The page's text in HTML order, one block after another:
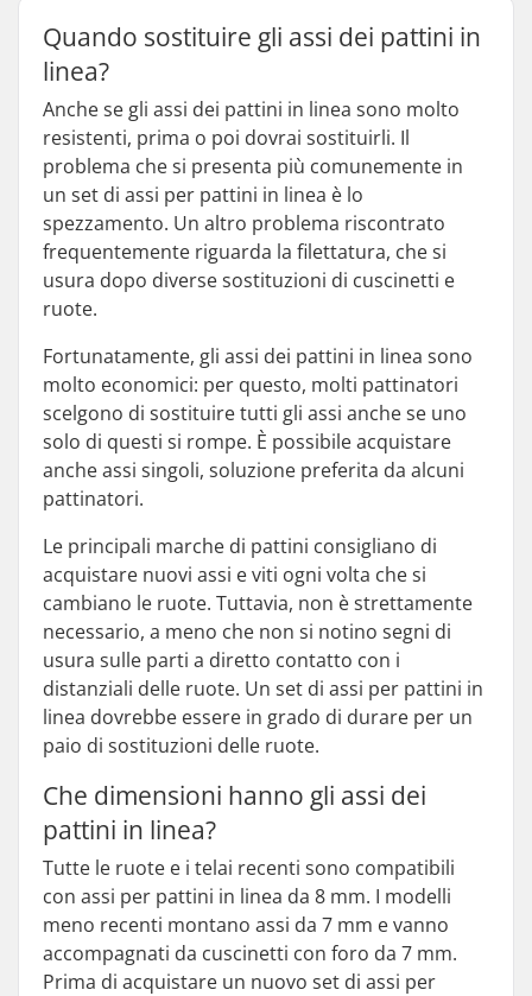
Quando sostituire gli assi dei pattini in
linea?
Anche se gli assi dei pattini in linea sono molto
resistenti, prima o poi dovrai sostituirli. Il
problema che si presenta più comunemente in
un set di assi per pattini in linea è lo
spezzamento. Un altro problema riscontrato
frequentemente riguarda la filettatura, che si
usura dopo diverse sostituzioni di cuscinetti e
ruote.
Fortunatamente, gli assi dei pattini in linea sono
molto economici: per questo, molti pattinatori
scelgono di sostituire tutti gli assi anche se uno
solo di questi si rompe. È possibile acquistare
anche assi singoli, soluzione preferita da alcuni
pattinatori.
Le principali marche di pattini consigliano di
acquistare nuovi assi e viti ogni volta che si
cambiano le ruote. Tuttavia, non è strettamente
necessario, a meno che non si notino segni di
usura sulle parti a diretto contatto con i
distanziali delle ruote. Un set di assi per pattini in
linea dovrebbe essere in grado di durare per un
paio di sostituzioni delle ruote.
Che dimensioni hanno gli assi dei
pattini in linea?
Tutte le ruote e i telai recenti sono compatibili
con assi per pattini in linea da 8 mm. I modelli
meno recenti montano assi da 7 mm e vanno
accompagnati da cuscinetti con foro da 7 mm.
Prima di acquistare un nuovo set di assi per